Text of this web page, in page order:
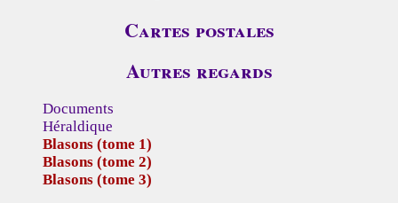
Cartes postales
Autres regards
Documents
Héraldique
Blasons (tome 1)
Blasons (tome 2)
Blasons (tome 3)